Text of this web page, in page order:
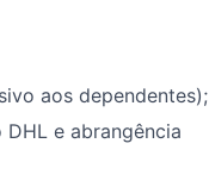
aos dependentes);
e abrangência